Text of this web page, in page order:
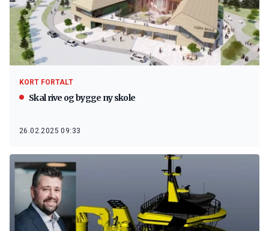
KORT FORTALT
Skal rive og bygge ny skole
26.02.2025 09:33